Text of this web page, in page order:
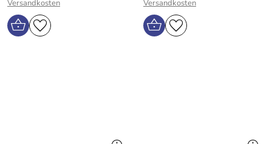
Versandkosten
Versandkosten